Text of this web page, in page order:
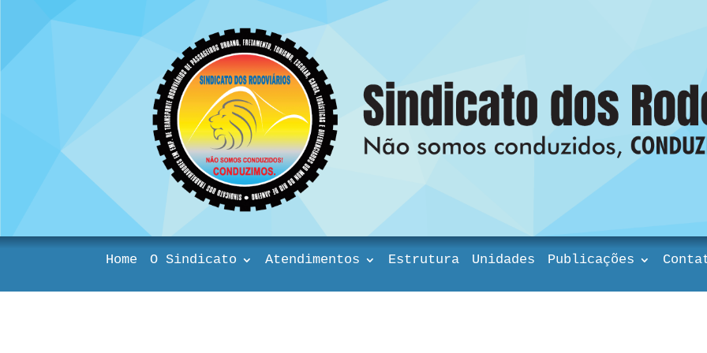
Home O Sindicato Atendimentos Estrutura Unidades Publicações